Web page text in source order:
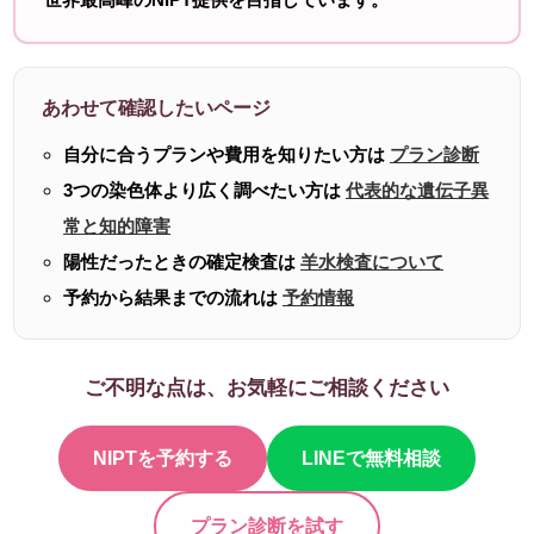
あわせて確認したいページ
自分に合うプランや費用を知りたい方は プラン診断
3つの染色体より広く調べたい方は代表的な遺伝子異
常と知的障害
陽性だったときの確定検査は羊水検査について
予約から結果までの流れは予約情報
ご不明な点は、お気軽にご相談ください
NIPTを予約する LINEで無料相談
プラン診断を試す